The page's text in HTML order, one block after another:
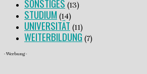
SONSTIGES (13)
STUDIUM (14)
UNIVERSITÄT (11)
WEITERBILDUNG (7)
- Werbung -